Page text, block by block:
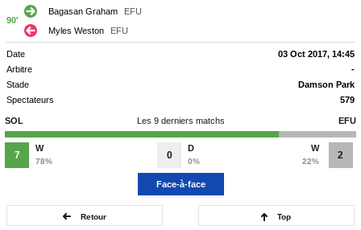
90'
Bagasan Graham
EFU
Myles Weston
EFU
Date
03 Oct 2017, 14:45
Arbitre
-
Stade
Damson Park
Spectateurs
579
SOL Les 9 derniers matchs EFU
7
W
78%
0
D
0%
W
22%
2
Face-à-face
Retour Top